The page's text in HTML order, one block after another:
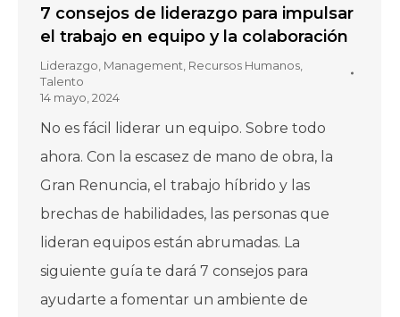
7 consejos de liderazgo para impulsar
el trabajo en equipo y la colaboración
Liderazgo Management Recursos Humanos
Talento
14 mayo, 2024
No es fácil liderar un equipo. Sobre todo
ahora. Con la escasez de mano de obra, la
Gran Renuncia, el trabajo híbrido y las
brechas de habilidades, las personas que
lideran equipos están abrumadas. La
siguiente guía te dará 7 consejos para
ayudarte a fomentar un ambiente de